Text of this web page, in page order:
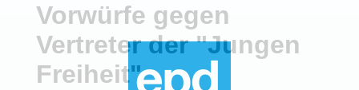
Vorwürfe gegen
Vertreter der "Jungen
Freiheit"